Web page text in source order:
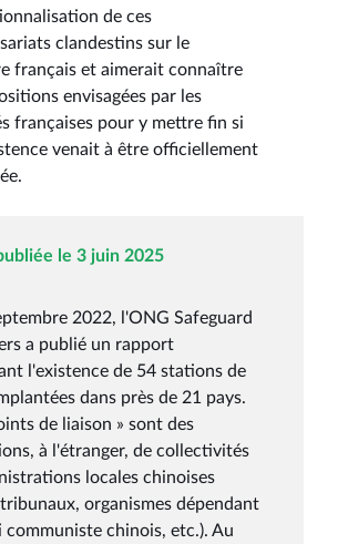
de ces
clandestins sur le
français et aimerait connaître
envisagées par les
françaises pour y mettre fin si
venait à être officiellement
le 3 juin 2025
2022, l'ONG Safeguard
a publié un rapport
l'existence de 54 stations de
dans près de 21 pays.
de liaison » sont des
à l'étranger, de collectivités
locales chinoises
organismes dépendant
communiste chinois, etc.). Au